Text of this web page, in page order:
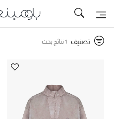
توصيل سريع
الموسم الجديد
تصنيف 1 نتائج بحث